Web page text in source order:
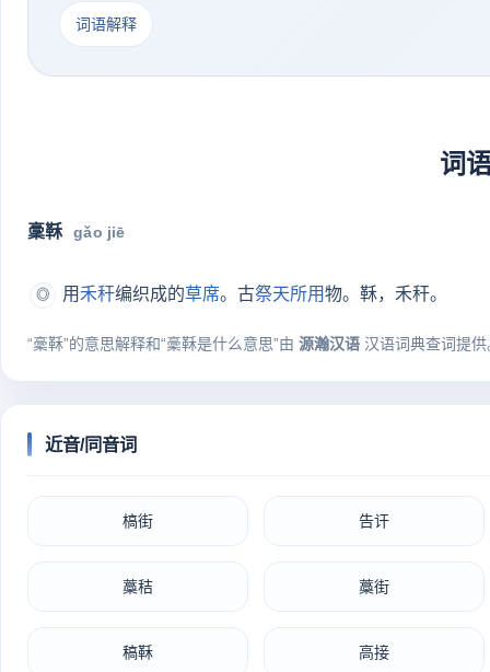
词语解释
词
稾鞂 gǎo jiē
◎ 用 禾秆编织成的草席。古祭天所用物。鞂，禾秆。
“稾鞂”的意思解释和“稾鞂是什么意思”由 源瀚汉语 汉语词典查词提供
近音/同音词
槁街 告讦
藁秸 藁街
稿鞂 高接